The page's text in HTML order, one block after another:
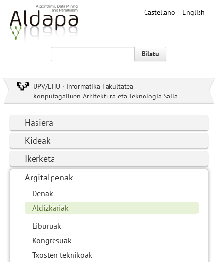
Castellano English
Bilatu
UPV/EHU · Informatika Fakultatea
Konputagailuen Arkitektura eta Teknologia Saila
Hasiera
Kideak
Ikerketa
Argitalpenak
Denak
Aldizkariak
Liburuak
Kongresuak
Txosten teknikoak